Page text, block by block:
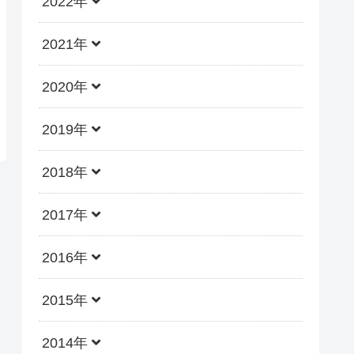
2021年
2020年
2019年
2018年
2017年
2016年
2015年
2014年